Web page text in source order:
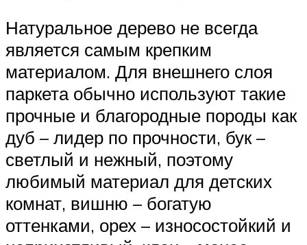
Натуральное дерево не всегда
является самым крепким
материалом. Для внешнего слоя
паркета обычно используют такие
прочные и благородные породы как
дуб – лидер по прочности, бук –
светлый и нежный, поэтому
любимый материал для детских
комнат, вишню – богатую
оттенками, орех – износостойкий и